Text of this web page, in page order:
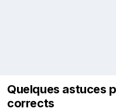
Quelques astuces
corrects